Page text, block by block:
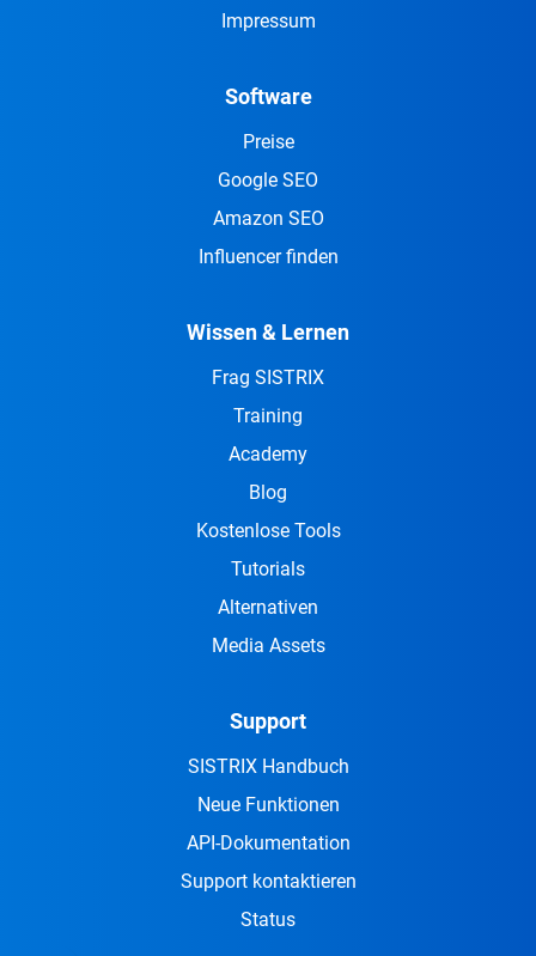
Impressum
Software
Preise
Google SEO
Amazon SEO
Influencer finden
Wissen & Lernen
Frag SISTRIX
Training
Academy
Blog
Kostenlose Tools
Tutorials
Alternativen
Media Assets
Support
SISTRIX Handbuch
Neue Funktionen
API-Dokumentation
Support kontaktieren
Status